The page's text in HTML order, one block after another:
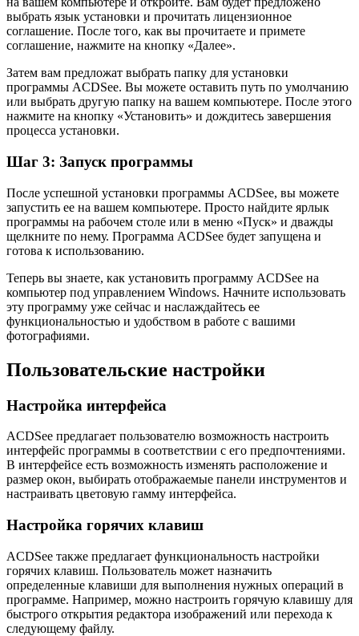
выбрать язык установки и прочитать лицензионное
соглашение. После того, как вы прочитаете и примете
соглашение, нажмите на кнопку «Далее».
Затем вам предложат выбрать папку для установки
программы ACDSee. Вы можете оставить путь по умолчанию
или выбрать другую папку на вашем компьютере. После этого
нажмите на кнопку «Установить» и дождитесь завершения
процесса установки.
Шаг 3: Запуск программы
После успешной установки программы ACDSee, вы можете
запустить ее на вашем компьютере. Просто найдите ярлык
программы на рабочем столе или в меню «Пуск» и дважды
щелкните по нему. Программа ACDSee будет запущена и
готова к использованию.
Теперь вы знаете, как установить программу ACDSee на
компьютер под управлением Windows. Начните использовать
эту программу уже сейчас и наслаждайтесь ее
функциональностью и удобством в работе с вашими
фотографиями.
Пользовательские настройки
Настройка интерфейса
ACDSee предлагает пользователю возможность настроить
интерфейс программы в соответствии с его предпочтениями.
В интерфейсе есть возможность изменять расположение и
размер окон, выбирать отображаемые панели инструментов и
настраивать цветовую гамму интерфейса.
Настройка горячих клавиш
ACDSee также предлагает функциональность настройки
горячих клавиш. Пользователь может назначить
определенные клавиши для выполнения нужных операций в
программе. Например, можно настроить горячую клавишу для
быстрого открытия редактора изображений или перехода к
следующему файлу.